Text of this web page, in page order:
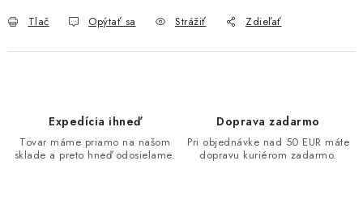
Tlač Opýtať sa Strážiť Zdieľať
Expedícia ihneď
Tovar máme priamo na našom
sklade a preto hneď odosielame.
Doprava zadarmo
Pri objednávke nad 50 EUR máte
dopravu kuriérom zadarmo.